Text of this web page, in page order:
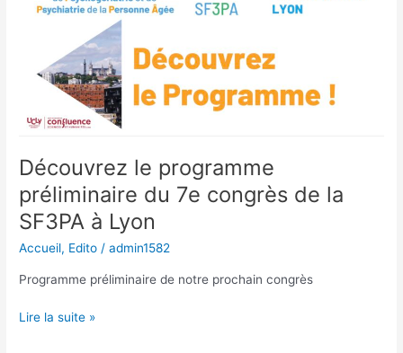
Découvrez le programme
préliminaire du 7e congrès de la
SF3PA à Lyon
Accueil, Edito /admin1582
Programme préliminaire de notre prochain congrès
Découvrez
Lire la suite »